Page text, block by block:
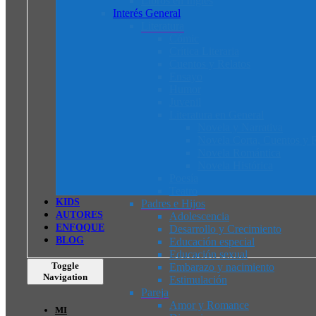
Interés General
Padres e Hijos
Adolescencia
Desarrollo y Crecimiento
Educación especial
Educación sexual
Embarazo y nacimiento
Estimulación
Pareja
Amor y Romance
KIDS
AUTORES
ENFOQUE
BLOG
Toggle
Navigation
MI